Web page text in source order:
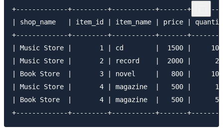
+-------------+---------+-----------+-------
| shop_name   | item_id | item_name | price |
+-------------+---------+-----------+-------
| Music Store |       1 | cd        |  1500 |
| Music Store |       2 | record    |  2000 |
| Book Store  |       3 | novel     |   800 |
| Music Store |       4 | magazine  |   500 |
| Book Store  |       4 | magazine  |   500 |